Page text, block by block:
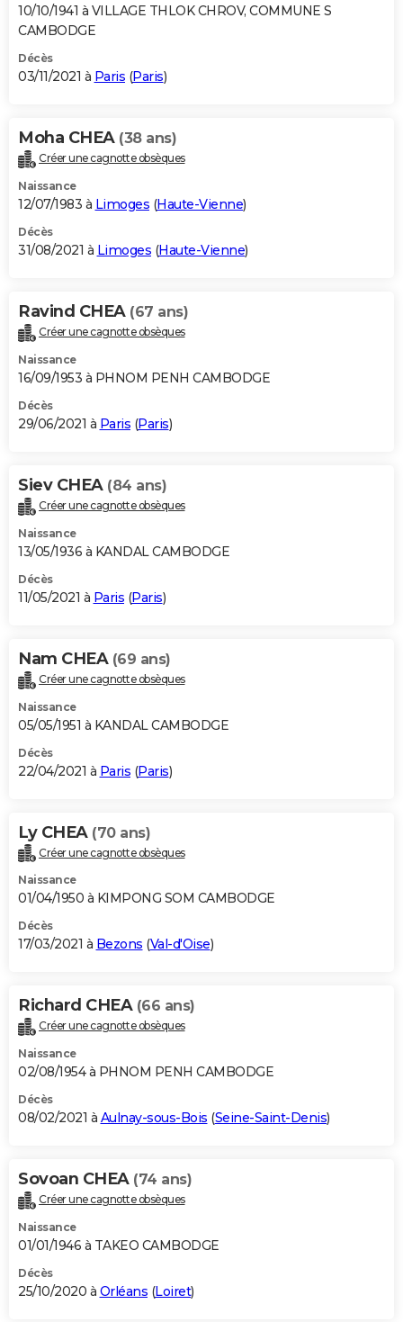
10/10/1941 à VILLAGE THLOK CHROV, COMMUNE S
CAMBODGE
Décès
03/11/2021 à Paris (Paris)
Moha CHEA (38 ans)
Créer une cagnotte obsèques
Naissance
12/07/1983 à Limoges (Haute-Vienne)
Décès
31/08/2021 à Limoges (Haute-Vienne)
Ravind CHEA (67 ans)
Créer une cagnotte obsèques
Naissance
16/09/1953 à PHNOM PENH CAMBODGE
Décès
29/06/2021 à Paris (Paris)
Siev CHEA (84 ans)
Créer une cagnotte obsèques
Naissance
13/05/1936 à KANDAL CAMBODGE
Décès
11/05/2021 à Paris (Paris)
Nam CHEA (69 ans)
Créer une cagnotte obsèques
Naissance
05/05/1951 à KANDAL CAMBODGE
Décès
22/04/2021 à Paris (Paris)
Ly CHEA (70 ans)
Créer une cagnotte obsèques
Naissance
01/04/1950 à KIMPONG SOM CAMBODGE
Décès
17/03/2021 à Bezons (Val-d'Oise)
Richard CHEA (66 ans)
Créer une cagnotte obsèques
Naissance
02/08/1954 à PHNOM PENH CAMBODGE
Décès
08/02/2021 à Aulnay-sous-Bois (Seine-Saint-Denis)
Sovoan CHEA (74 ans)
Créer une cagnotte obsèques
Naissance
01/01/1946 à TAKEO CAMBODGE
Décès
25/10/2020 à Orléans (Loiret)